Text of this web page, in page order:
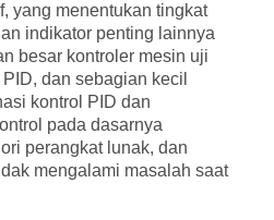
yang menentukan tingkat
indikator penting lainnya
besar kontroler mesin uji
dan sebagian kecil
kontrol PID dan
pada dasarnya
perangkat lunak, dan
mengalami masalah saat